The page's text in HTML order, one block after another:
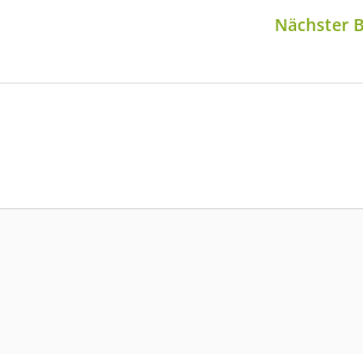
Nächster